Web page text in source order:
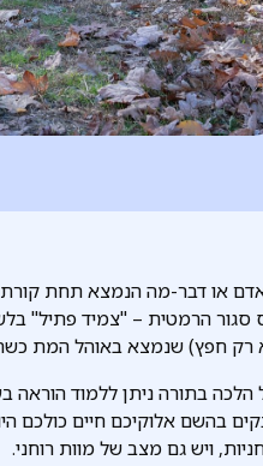
או דבר-מה הנמצא תחת
סגור הרמטית – "צמיד פתיל"
רק חפץ) שנמצא באוהל המת
הלכה בתורה ניתן ללמוד הוראה
בהשם אלוקיכם חיים כולכם
ויש גם מצב של מוות רוחני.